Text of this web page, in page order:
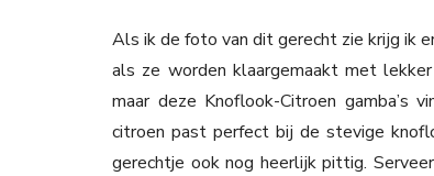
Als ik de foto van dit gerecht zie krijg ik
als ze worden klaargemaakt met
maar deze Knoflook-Citroen gamba’s
citroen past perfect bij de stevige
gerechtje ook nog heerlijk pittig.